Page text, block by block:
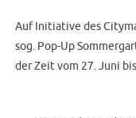
Auf Initiative des
sog. Pop-Up
der Zeit vom 27. Juni